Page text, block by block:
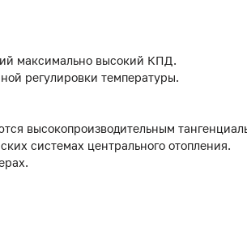
максимально высокий КПД.
регулировки температуры.
высокопроизводительным
системах центрального отопления.